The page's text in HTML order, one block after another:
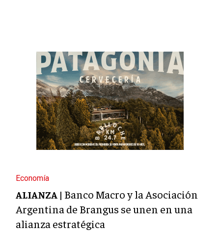
Economía
ALIANZA | Banco Macro y la Asociación
Argentina de Brangus se unen en una
alianza estratégica